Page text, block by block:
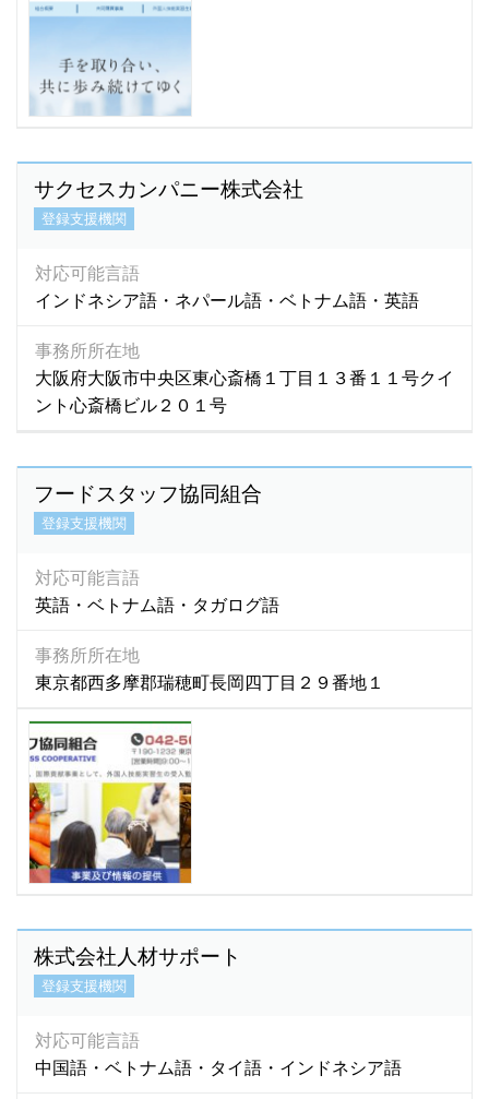
サクセスカンパニー株式会社
登録支援機関
対応可能言語
インドネシア語・ネパール語・ベトナム語・英語
事務所所在地
大阪府大阪市中央区東心斎橋１丁目１３番１１号クイ
ント心斎橋ビル２０１号
フードスタッフ協同組合
登録支援機関
対応可能言語
英語・ベトナム語・タガログ語
事務所所在地
東京都西多摩郡瑞穂町長岡四丁目２９番地１
株式会社人材サポート
登録支援機関
対応可能言語
中国語・ベトナム語・タイ語・インドネシア語